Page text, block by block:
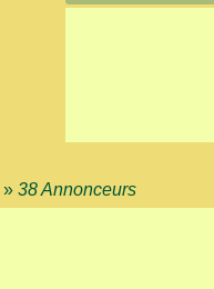
» 38 Annonceurs